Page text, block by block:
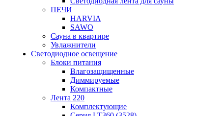
ПЕЧИ
HARVIA
SAWO
Сауна в квартире
Увлажнители
Светодиодное освещение
Блоки питания
Влагозащищенные
Диммируемые
Компактные
Лента 220
Комплектующие